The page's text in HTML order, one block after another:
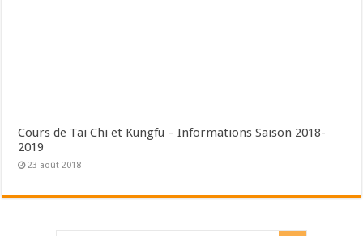
Cours de Tai Chi et Kungfu – Informations Saison 2018-
2019
23 août 2018